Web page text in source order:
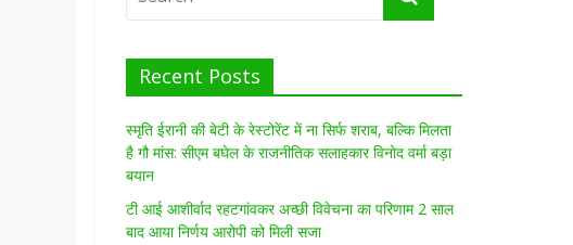
Recent Posts
स्मृति ईरानी की बेटी के रेस्टोरेंट में ना सिर्फ शराब, बल्कि मिलता
है गौ मांस: सीएम बघेल के राजनीतिक सलाहकार विनोद वर्मा बड़ा
बयान
टी आई आशीर्वाद रहटगांवकर अच्छी विवेचना का परिणाम 2 साल
बाद आया निर्णय आरोपी को मिली सजा